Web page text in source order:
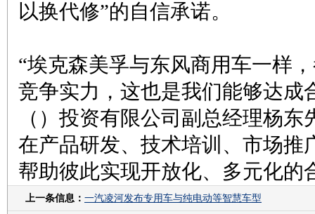
以换代修”的自信承诺。
“埃克森美孚与东风商用车一样
竞争实力，这也是我们能够达成
（）投资有限公司副总经理杨
在产品研发、技术培训、市场推
帮助彼此实现开放化、多元化的
上一条信息： 一汽凌河发布专用车与纯电动等智慧车型